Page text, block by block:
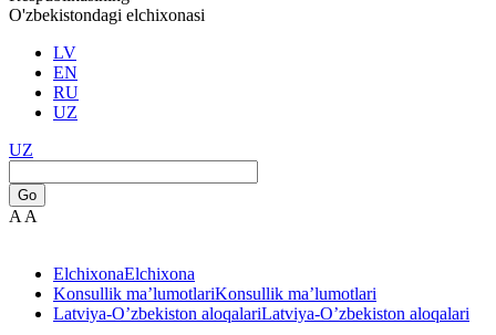
O'zbekistondagi elchixonasi
LV
EN
RU
UZ
UZ
Go
A A
ElchixonaElchixona
Konsullik ma’lumotlariKonsullik ma’lumotlari
Latviya-O’zbekiston aloqalariLatviya-O’zbekiston aloqalari